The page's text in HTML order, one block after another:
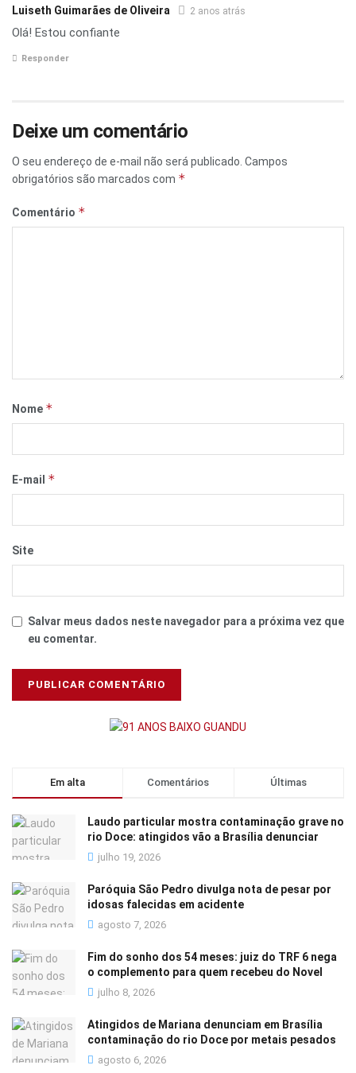
Luiseth Guimarães de Oliveira 2 anos atrás
Olá! Estou confiante
Responder
Deixe um comentário
O seu endereço de e-mail não será publicado. Campos
obrigatórios são marcados com *
Comentário *
Nome *
E-mail *
Site
Salvar meus dados neste navegador para a próxima vez que
eu comentar.
Em alta Comentários Últimas
Laudo particular mostra contaminação grave no
rio Doce: atingidos vão a Brasília denunciar
julho 19, 2026
Paróquia São Pedro divulga nota de pesar por
idosas falecidas em acidente
agosto 7, 2026
Fim do sonho dos 54 meses: juiz do TRF 6 nega
o complemento para quem recebeu do Novel
julho 8, 2026
Atingidos de Mariana denunciam em Brasília
contaminação do rio Doce por metais pesados
agosto 6, 2026